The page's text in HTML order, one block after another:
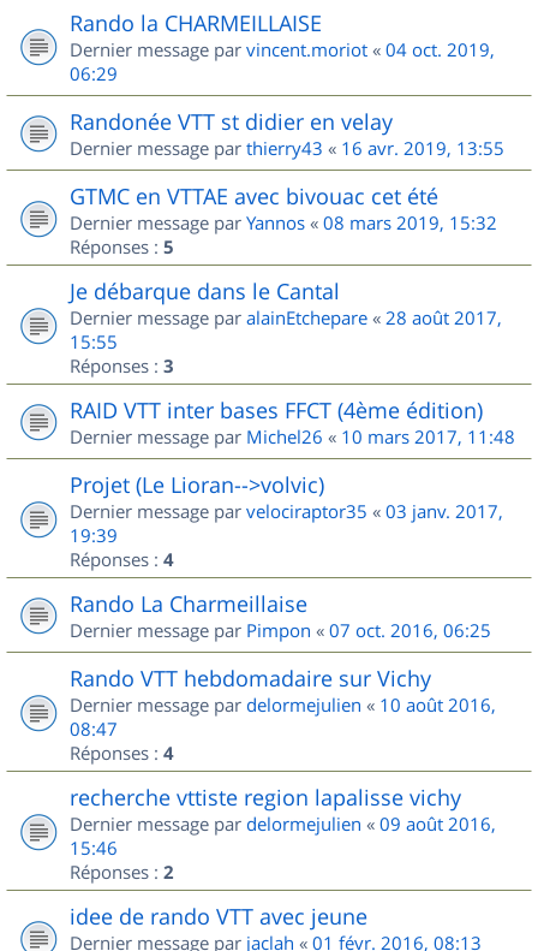
Rando la CHARMEILLAISE
Dernier message par vincent.moriot « 04 oct. 2019,
06:29
Randonée VTT st didier en velay
Dernier message par thierry43 « 16 avr. 2019, 13:55
GTMC en VTTAE avec bivouac cet été
Dernier message par Yannos « 08 mars 2019, 15:32
Réponses : 5
Je débarque dans le Cantal
Dernier message par alainEtchepare « 28 août 2017,
15:55
Réponses : 3
RAID VTT inter bases FFCT (4ème édition)
Dernier message par Michel26 « 10 mars 2017, 11:48
Projet (Le Lioran-->volvic)
Dernier message par velociraptor35 « 03 janv. 2017,
19:39
Réponses : 4
Rando La Charmeillaise
Dernier message par Pimpon « 07 oct. 2016, 06:25
Rando VTT hebdomadaire sur Vichy
Dernier message par delormejulien « 10 août 2016,
08:47
Réponses : 4
recherche vttiste region lapalisse vichy
Dernier message par delormejulien « 09 août 2016,
15:46
Réponses : 2
idee de rando VTT avec jeune
Dernier message par jaclah « 01 févr. 2016, 08:13